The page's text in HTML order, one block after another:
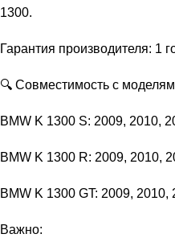
1300.
Гарантия производителя: 1
🔍 Совместимость с
BMW K 1300 S: 2009, 2010,
BMW K 1300 R: 2009, 2010,
BMW K 1300 GT: 2009, 2010,
Важно: